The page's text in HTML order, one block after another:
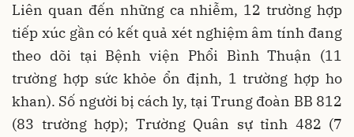
Liên quan đến những ca nhiễm, 12 trường hợp
tiếp xúc gần có kết quả xét nghiệm âm tính đang
theo dõi tại Bệnh viện Phổi Bình Thuận (11
trường hợp sức khỏe ổn định, 1 trường hợp ho
khan). Số người bị cách ly, tại Trung đoàn BB 812
(83 trường hợp); Trường Quân sự tỉnh 482 (7